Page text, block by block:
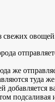
же
туда